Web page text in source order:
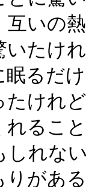
互いの
いたけ
眠るだ
たけれ
れるこ
しれな
りがあ